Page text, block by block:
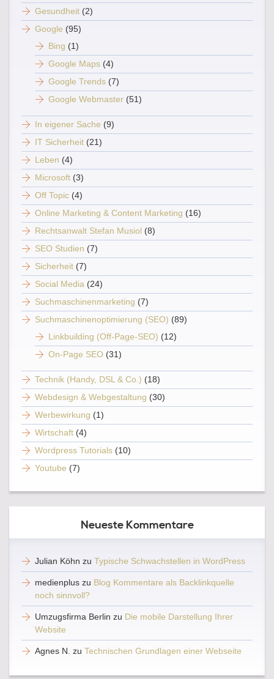
Gesundheit (2)
Google (95)
Bing (1)
Google Maps (4)
Google Trends (7)
Google Webmaster (51)
In eigener Sache (9)
IT Sicherheit (21)
Leben (4)
Microsoft (3)
Off Topic (4)
Online Marketing & Content Marketing (16)
Rechtsanwalt Stefan Musiol (8)
SEO Studien (7)
Sicherheit (7)
Social Media (24)
Suchmaschinenmarketing (7)
Suchmaschinenoptimierung (SEO) (89)
Linkbuilding (Off-Page-SEO) (12)
On-Page SEO (31)
Technik (Handy, DSL & Co.) (18)
Webdesign & Webgestaltung (30)
Werbewirkung (1)
Wirtschaft (4)
Wordpress Tutorials (10)
Youtube (7)
Neueste Kommentare
Julian Köhn zu Typische Schwachstellen in WordPress
medienplus zu Blog Kommentare als Backlinkquelle
noch sinnvoll?
Umzugsfirma Berlin zu Die mobile Darstellung Ihrer
Website
Agnes N. zu Technischen Grundlagen einer Webseite